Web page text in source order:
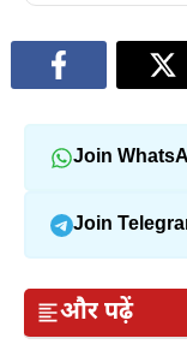
Join
Join
और पढ़ें